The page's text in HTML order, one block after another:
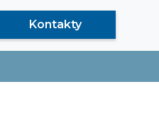
Kontakty